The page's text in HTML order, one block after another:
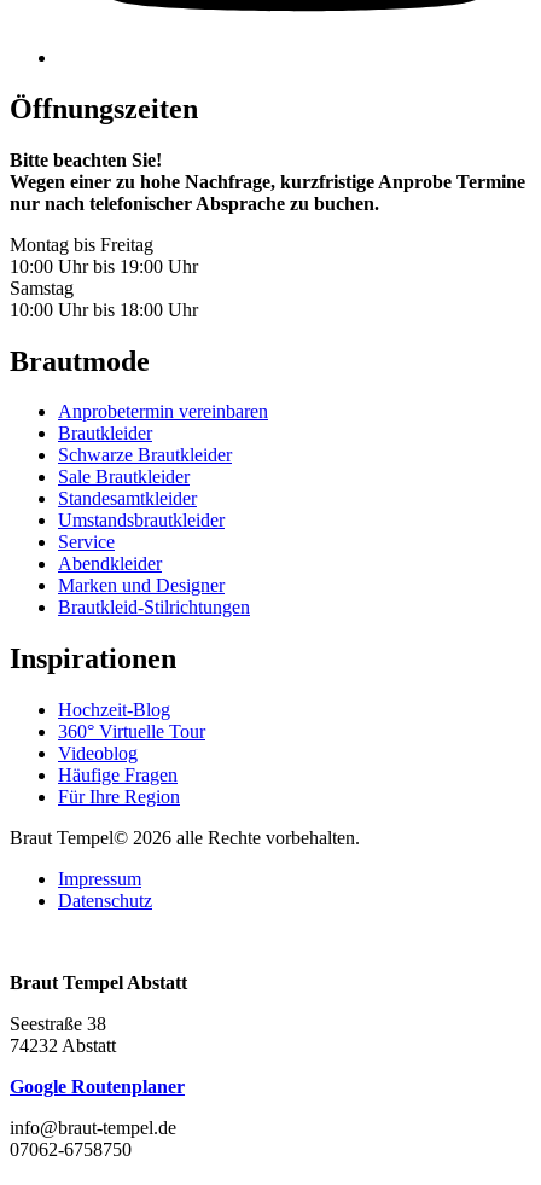
Öffnungszeiten
Bitte beachten Sie!
Wegen einer zu hohe Nachfrage, kurzfristige Anprobe Termine
nur nach telefonischer Absprache zu buchen.
Montag bis Freitag
10:00 Uhr bis 19:00 Uhr
Samstag
10:00 Uhr bis 18:00 Uhr
Brautmode
Anprobetermin vereinbaren
Brautkleider
Schwarze Brautkleider
Sale Brautkleider
Standesamtkleider
Umstandsbrautkleider
Service
Abendkleider
Marken und Designer
Brautkleid-Stilrichtungen
Inspirationen
Hochzeit-Blog
360° Virtuelle Tour
Videoblog
Häufige Fragen
Für Ihre Region
Braut Tempel© 2026 alle Rechte vorbehalten.
Impressum
Datenschutz
Braut Tempel Abstatt
Seestraße 38
74232 Abstatt
Google Routenplaner
info@braut-tempel.de
07062-6758750